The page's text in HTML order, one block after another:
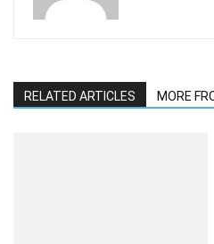
RELATED ARTICLES MORE